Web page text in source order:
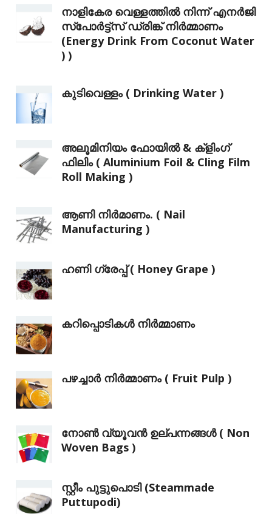
നാളികേര വെള്ളത്തിൽ നിന്ന് എനർജി
സ്‌പോർട്ട്സ് ഡ്രിങ്ക് നിർമ്മാണം
(Energy Drink From Coconut Water
) )
കുടിവെള്ളം ( Drinking Water )
അലൂമിനിയം ഫോയിൽ & ക്ളിംഗ്
ഫിലിം ( Aluminium Foil & Cling Film
Roll Making )
ആണി നിർമാണം. ( Nail
Manufacturing )
ഹണി ഗ്രേപ്പ് ( Honey Grape )
കറിപ്പൊടികൾ നിർമ്മാണം
പഴച്ചാർ നിർമ്മാണം ( Fruit Pulp )
നോൺ വ്യൂവൻ ഉല്‌പന്നങ്ങൾ ( Non
Woven Bags )
സ്റ്റീം പുട്ടുപൊടി (Steammade
Puttupodi)